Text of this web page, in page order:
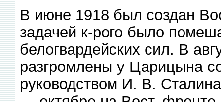
В июне 1918 был создан
задачей к-рого было
белогвардейских сил. В
разгромлены у Царицына
руководством И. В.